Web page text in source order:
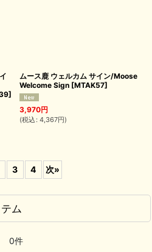
]
ムース鹿 ウェルカム サイン/Moose
Welcome Sign [MTAK57]
3,970円
(税込 : 4,367円)
3 4 次»
ム
0件